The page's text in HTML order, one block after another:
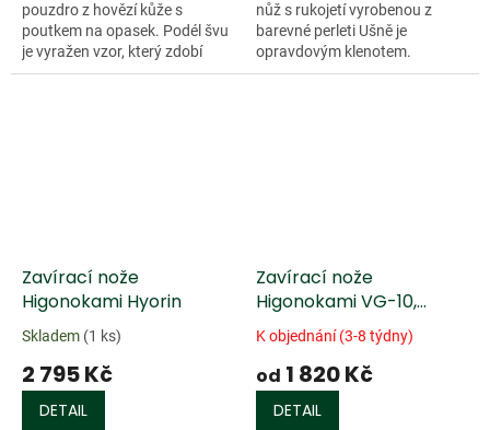
pouzdro z hovězí kůže s
poutkem na opasek. Podél švu
je vyražen vzor, který zdobí
tmavě hnědou...
nůž s rukojetí vyrobenou z
barevné perleti Ušně je
opravdovým klenotem.
Uzamykatelná čepel...
Zavírací nože
Higonokami Hyorin
Skladem (1 ks)
2 795 Kč
DETAIL
Zavírací nože
Higonokami VG-10,
nerezové
K objednání (3-8 týdny)
od 1 820 Kč
DETAIL